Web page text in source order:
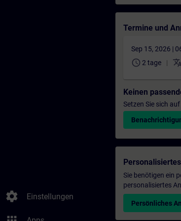
settings Einstellungen
Termine und
Sep 15, 2026 |
schedule 2 tage translate
Keinen
Setzen Sie sich
Sie benötigen ein
personalisiertes
Persönliches